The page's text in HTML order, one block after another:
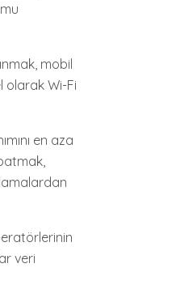
mobil
olarak Wi-Fi
en aza
veri